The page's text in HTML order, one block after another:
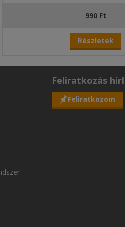
990 Ft
Részletek
Feliratkozás
Feliratkozom